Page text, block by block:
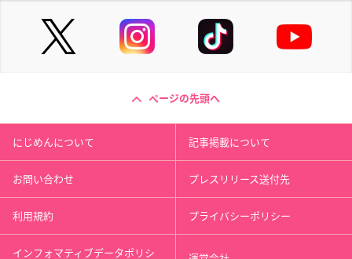
ページの先頭へ
にじめんについて 記事掲載について
お問い合わせ プレスリリース送付先
利用規約 プライバシーポリシー
インフォマティブデータポリシ